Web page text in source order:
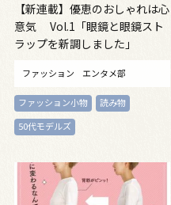
【新連載】優恵のおしゃれは心
意気 Vol.1「眼鏡と眼鏡スト
ラップを新調しました」
ファッション エンタメ部
ファッション小物
読み物
50代モデルズ